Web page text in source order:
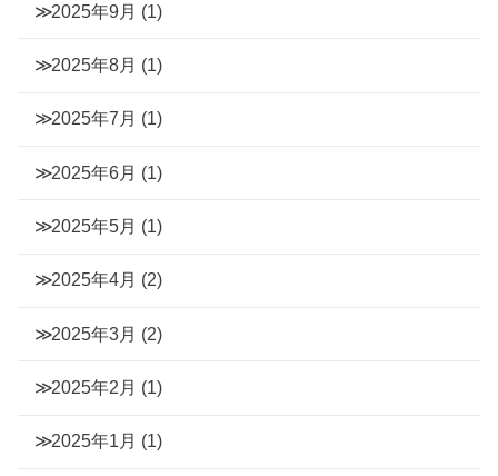
2025年9月 (1)
2025年8月 (1)
2025年7月 (1)
2025年6月 (1)
2025年5月 (1)
2025年4月 (2)
2025年3月 (2)
2025年2月 (1)
2025年1月 (1)